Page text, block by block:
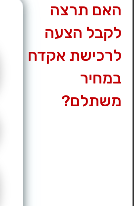
האם תרצה
לקבל הצעה
לרכישת אקדח
במחיר
משתלם?